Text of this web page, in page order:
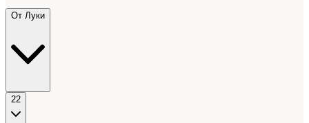
От Луки
22